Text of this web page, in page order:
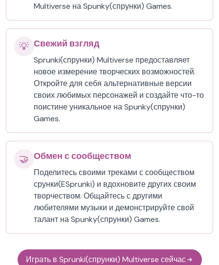
Multiverse на Spunky(спрунки) Games.
💡 Свежий взгляд
Sprunki(спрунки) Multiverse предоставляет
новое измерение творческих возможностей.
Откройте для себя альтернативные версии
своих любимых персонажей и создайте что-то
поистине уникальное на Spunky(спрунки)
Games.
🤝 Обмен с сообществом
Поделитесь своими треками с сообществом
срунки(ESprunki) и вдохновите других своим
творчеством. Общайтесь с другими
любителями музыки и демонстрируйте свой
талант на Spunky(спрунки) Games.
Играть в Sprunki(спрунки) Multiverse сейчас